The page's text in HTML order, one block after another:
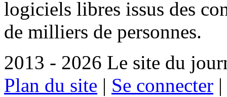
logiciels libres issus des
de milliers de personnes.
2013 - 2026 Le site du
Plan du site | Se connecter |